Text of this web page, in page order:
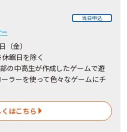
当日申込
（金）
館日を除く
の中高生が作成したゲームで遊
ラーを使って色々なゲームにチ
はこちら